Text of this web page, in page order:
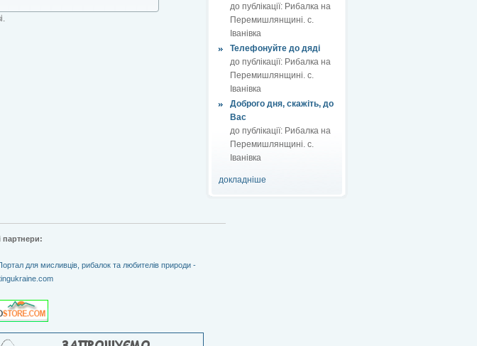
до публікації: Рибалка на
Перемишлянщині. с.
Іванівка
Телефонуйте до дяді
до публікації: Рибалка на
Перемишлянщині. с.
Іванівка
Доброго дня, скажіть, до
Вас
до публікації: Рибалка на
Перемишлянщині. с.
Іванівка
докладніше
партнери: